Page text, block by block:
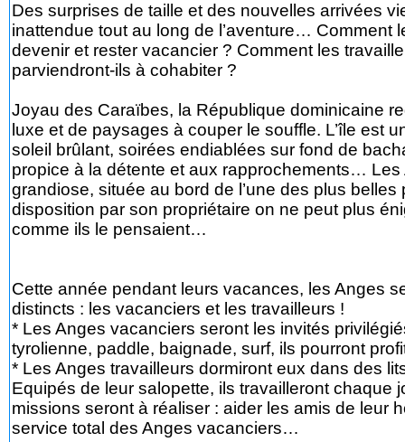
Des surprises de taille et des nouvelles arrivées
inattendue tout au long de l’aventure… Comment
devenir et rester vacancier ? Comment les
parviendront-ils à cohabiter ?
Joyau des Caraïbes, la République dominicaine
luxe et de paysages à couper le souffle. L’île est
soleil brûlant, soirées endiablées sur fond de
propice à la détente et aux rapprochements…
grandiose, située au bord de l’une des plus
disposition par son propriétaire on ne peut plus
comme ils le pensaient…
Cette année pendant leurs vacances, les Anges
distincts : les vacanciers et les travailleurs !
* Les Anges vacanciers seront les invités
tyrolienne, paddle, baignade, surf, ils pourront
* Les Anges travailleurs dormiront eux dans des
Equipés de leur salopette, ils travailleront chaque
missions seront à réaliser : aider les amis de leur
service total des Anges vacanciers…